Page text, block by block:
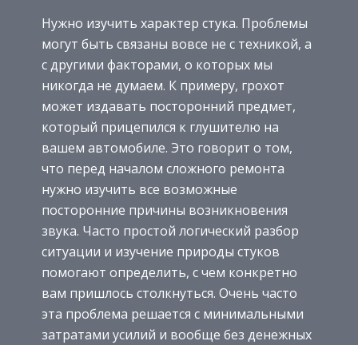
Нужно изучить характер стука. Проблемы
могут быть связаны вовсе не с техникой, а
с другими факторами, о которых мы
никогда не думаем. К примеру, грохот
может издавать посторонний предмет,
который прицепился к глушителю на
вашем автомобиле. Это говорит о том,
что перед началом сложного ремонта
нужно изучить все возможные
посторонние причины возникновения
звука. Часто простой логический разбор
ситуации и изучение природы стуков
помогают определить, с чем конкретно
вам пришлось столкнуться. Очень часто
эта проблема решается с минимальными
затратами усилий и вообще без денежных